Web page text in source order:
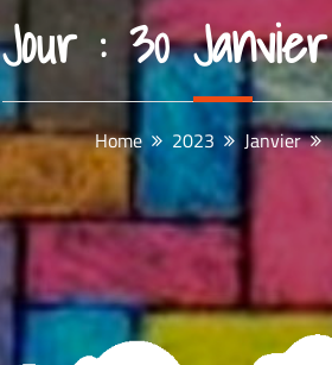
Jour :30
Home 2023 Janvier